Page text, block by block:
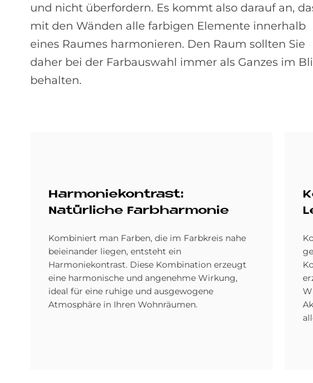
und nicht überfordern. Es kommt also darauf an,
mit den Wänden alle farbigen Elemente innerhalb
eines Raumes harmonieren. Den Raum sollten Sie
daher bei der Farbauswahl immer als Ganzes im
behalten.
Harmoniekontrast:
Natürliche Farbharmonie
Kombiniert man Farben, die im Farbkreis nahe
beieinander liegen, entsteht ein
Harmoniekontrast. Diese Kombination erzeugt
eine harmonische und angenehme Wirkung,
ideal für eine ruhige und ausgewogene
Atmosphäre in Ihren Wohnräumen.